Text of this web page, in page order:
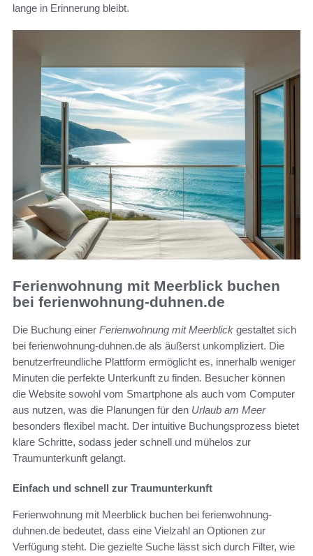
lange in Erinnerung bleibt.
Ferienwohnung mit Meerblick buchen
bei ferienwohnung-duhnen.de
Die Buchung einer Ferienwohnung mit Meerblick gestaltet sich
bei ferienwohnung-duhnen.de als äußerst unkompliziert. Die
benutzerfreundliche Plattform ermöglicht es, innerhalb weniger
Minuten die perfekte Unterkunft zu finden. Besucher können
die Website sowohl vom Smartphone als auch vom Computer
aus nutzen, was die Planungen für den Urlaub am Meer
besonders flexibel macht. Der intuitive Buchungsprozess bietet
klare Schritte, sodass jeder schnell und mühelos zur
Traumunterkunft gelangt.
Einfach und schnell zur Traumunterkunft
Ferienwohnung mit Meerblick buchen bei ferienwohnung-
duhnen.de bedeutet, dass eine Vielzahl an Optionen zur
Verfügung steht. Die gezielte Suche lässt sich durch Filter, wie